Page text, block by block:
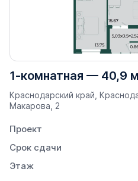
1-комнатная — 40,9
Краснодарский край,
Макарова, 2
Проект
Срок сдачи
Этаж